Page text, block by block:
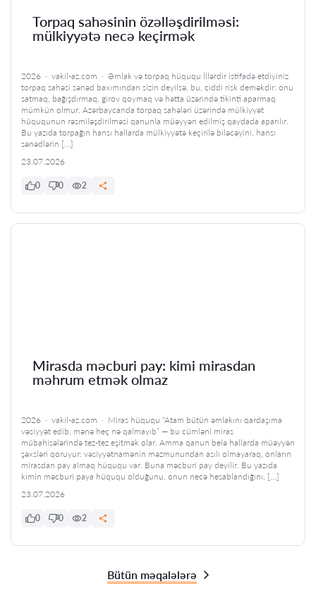
Torpaq sahəsinin özəlləşdirilməsi:
mülkiyyətə necə keçirmək
2026 · vakil-az.com · Əmlak və torpaq hüququ İllərdir istifadə etdiyiniz
torpaq sahəsi sənəd baxımından sizin deyilsə, bu, ciddi risk deməkdir: onu
satmaq, bağışdırmaq, girov qoymaq və hətta üzərində tikinti aparmaq
mümkün olmur. Azərbaycanda torpaq sahələri üzərində mülkiyyət
hüququnun rəsmiləşdirilməsi qanunla müəyyən edilmiş qaydada aparılır.
Bu yazıda torpağın hansı hallarda mülkiyyətə keçirilə biləcəyini, hansı
sənədlərin […]
23.07.2026
0 0 2
Mirasda məcburi pay: kimi mirasdan
məhrum etmək olmaz
2026 · vakil-az.com · Miras hüququ “Atam bütün əmlakını qardaşıma
vəsiyyət edib, mənə heç nə qalmayıb” — bu cümləni miras
mübahisələrində tez-tez eşitmək olar. Amma qanun belə hallarda müəyyən
şəxsləri qoruyur: vəsiyyətnamənin məzmunundan asılı olmayaraq, onların
mirasdan pay almaq hüququ var. Buna məcburi pay deyilir. Bu yazıda
kimin məcburi paya hüququ olduğunu, onun necə hesablandığını, […]
23.07.2026
0 0 2
Bütün məqalələrə